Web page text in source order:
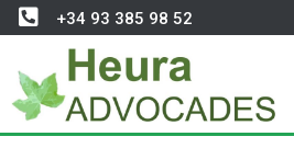
+34 93 385 98 52